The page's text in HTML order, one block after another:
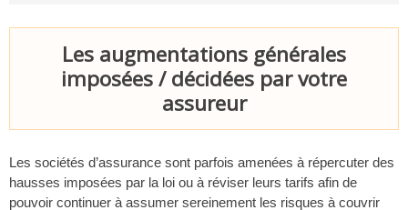
Les augmentations générales
imposées / décidées par votre
assureur
Les sociétés d’assurance sont parfois amenées à répercuter des
hausses imposées par la loi ou à réviser leurs tarifs afin de
pouvoir continuer à assumer sereinement les risques à couvrir